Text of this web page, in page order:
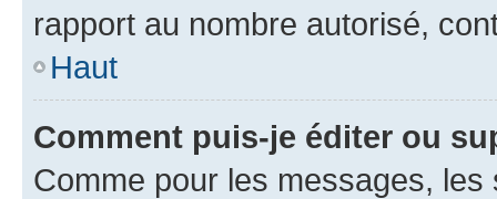
rapport au nombre autorisé,
Haut
Comment puis-je éditer ou
Comme pour les messages,